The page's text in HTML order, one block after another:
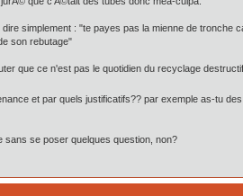
simplement : "te payes pas la mienne de tronche
son rebutage"
que ce n'est pas le quotidien du recyclage
et par quels justificatifs?? par exemple as-tu
sans se poser quelques question, non?